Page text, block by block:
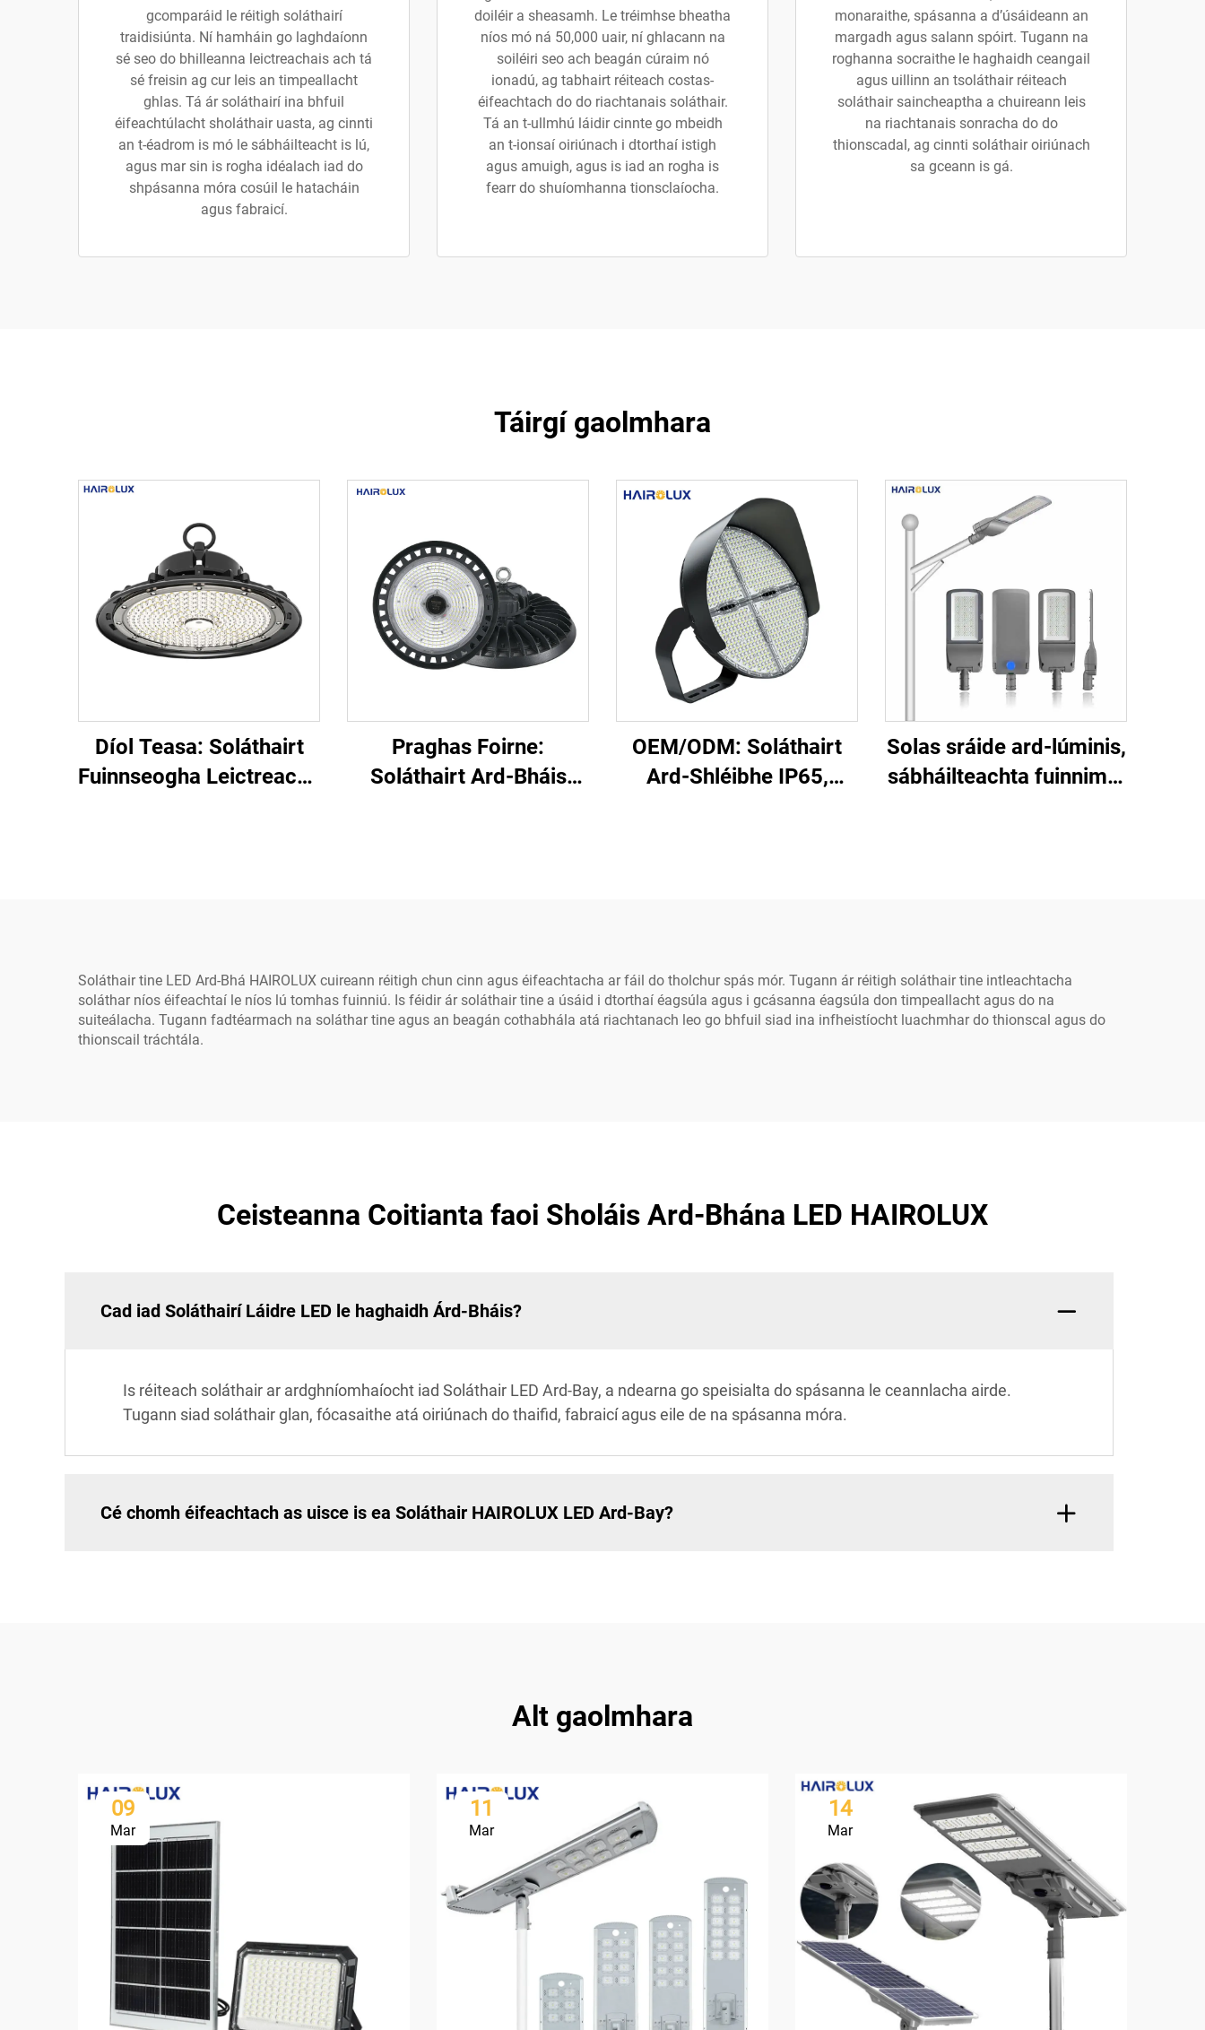
gcomparáid le réitigh soláthairí
traidisiúnta. Ní hamháin go laghdaíonn
sé seo do bhilleanna leictreachais ach tá
sé freisin ag cur leis an timpeallacht
ghlas. Tá ár soláthairí ina bhfuil
éifeachtúlacht sholáthair uasta, ag cinnti
an t-éadrom is mó le sábháilteacht is lú,
agus mar sin is rogha idéalach iad do
shpásanna móra cosúil le hatacháin
agus fabraicí.
doiléir a sheasamh. Le tréimhse bheatha
níos mó ná 50,000 uair, ní ghlacann na
soiléiri seo ach beagán cúraim nó
ionadú, ag tabhairt réiteach costas-
éifeachtach do do riachtanais soláthair.
Tá an t-ullmhú láidir cinnte go mbeidh
an t-ionsaí oiriúnach i dtorthaí istigh
agus amuigh, agus is iad an rogha is
fearr do shuíomhanna tionsclaíocha.
monaraithe, spásanna a d’úsáideann an
margadh agus salann spóirt. Tugann na
roghanna socraithe le haghaidh ceangail
agus uillinn an tsoláthair réiteach
soláthair saincheaptha a chuireann leis
na riachtanais sonracha do do
thionscadal, ag cinnti soláthair oiriúnach
sa gceann is gá.
Táirgí gaolmhara
Díol Teasa: Soláthairt
Fuinnseogha Leictreacha
Praghas Foirne:
Soláthairt Ard-Bháis
OEM/ODM: Soláthairt
Ard-Shléibhe IP65,
do Thaisceanna
Solas sráide ard-lúminis,
sábháilteachta fuinnimh,
Soláthair tine LED Ard-Bhá HAIROLUX cuireann réitigh chun cinn agus éifeachtacha ar fáil do tholchur spás mór. Tugann ár réitigh soláthair tine intleachtacha
soláthar níos éifeachtaí le níos lú tomhas fuinniú. Is féidir ár soláthair tine a úsáid i dtorthaí éagsúla agus i gcásanna éagsúla don timpeallacht agus do na
suiteálacha. Tugann fadtéarmach na soláthar tine agus an beagán cothabhála atá riachtanach leo go bhfuil siad ina infheistíocht luachmhar do thionscal agus do
thionscail tráchtála.
Ceisteanna Coitianta faoi Sholáis Ard-Bhána LED HAIROLUX
Cad iad Soláthairí Láidre LED le haghaidh Árd-Bháis?
Is réiteach soláthair ar ardghníomhaíocht iad Soláthair LED Ard-Bay, a ndearna go speisialta do spásanna le ceannlacha airde.
Tugann siad soláthair glan, fócasaithe atá oiriúnach do thaifid, fabraicí agus eile de na spásanna móra.
Cé chomh éifeachtach as uisce is ea Soláthair HAIROLUX LED Ard-Bay?
Alt gaolmhara
09
Mar
11
Mar
14
Mar